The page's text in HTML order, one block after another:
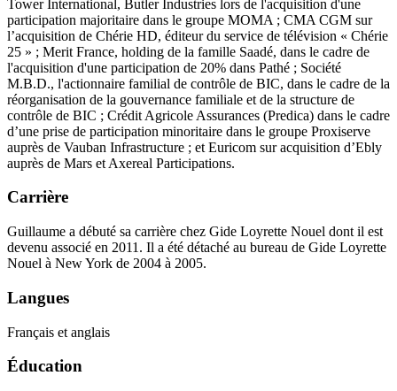
Tower International, Butler Industries lors de l'acquisition d'une
participation majoritaire dans le groupe MOMA ; CMA CGM sur
l’acquisition de Chérie HD, éditeur du service de télévision « Chérie
25 » ; Merit France, holding de la famille Saadé, dans le cadre de
l'acquisition d'une participation de 20% dans Pathé ; Société
M.B.D., l'actionnaire familial de contrôle de BIC, dans le cadre de la
réorganisation de la gouvernance familiale et de la structure de
contrôle de BIC ; Crédit Agricole Assurances (Predica) dans le cadre
d’une prise de participation minoritaire dans le groupe Proxiserve
auprès de Vauban Infrastructure ; et Euricom sur acquisition d’Ebly
auprès de Mars et Axereal Participations.
Carrière
Guillaume a débuté sa carrière chez Gide Loyrette Nouel dont il est
devenu associé en 2011. Il a été détaché au bureau de Gide Loyrette
Nouel à New York de 2004 à 2005.
Langues
Français et anglais
Éducation